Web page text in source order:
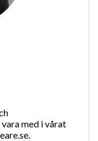
med i vårat